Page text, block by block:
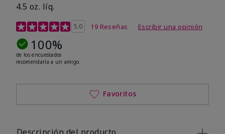
4.5 oz. líq.
Calificación de clientes de 5 de 5
5.0 19 Reseñas Escribir una opinión
100%
de los encuestados
recomendaría a un amigo.
Favoritos